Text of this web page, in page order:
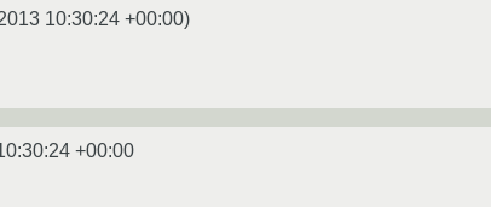
10:30:24 +00:00)
+00:00